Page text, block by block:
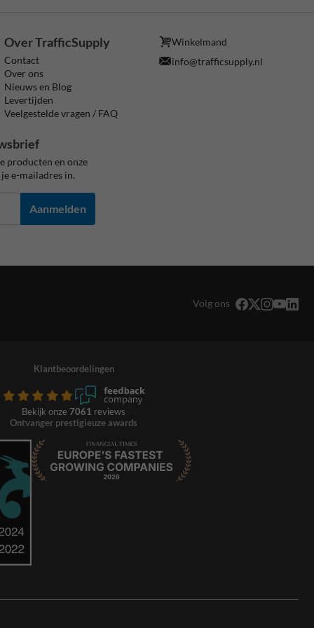
Over TrafficSupply
Contact
Over ons
Nieuws en Blog
Levertijden
Veelgestelde vragen / FAQ
Winkelmand
info@trafficsupply.nl
producten en onze
e-mailadres in.
Aanmelden
Volg ons
Klantbeoordelingen
Bekijk onze 7061 reviews
Ontvanger prestigieuze awards